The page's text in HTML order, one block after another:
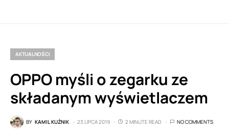
AKTUALNOŚCI
OPPO myśli o zegarku ze
składanym wyświetlaczem
BY KAMIL KUŹNIK 23 LIPCA 2019 2 MINUTE READ NO COMMENTS